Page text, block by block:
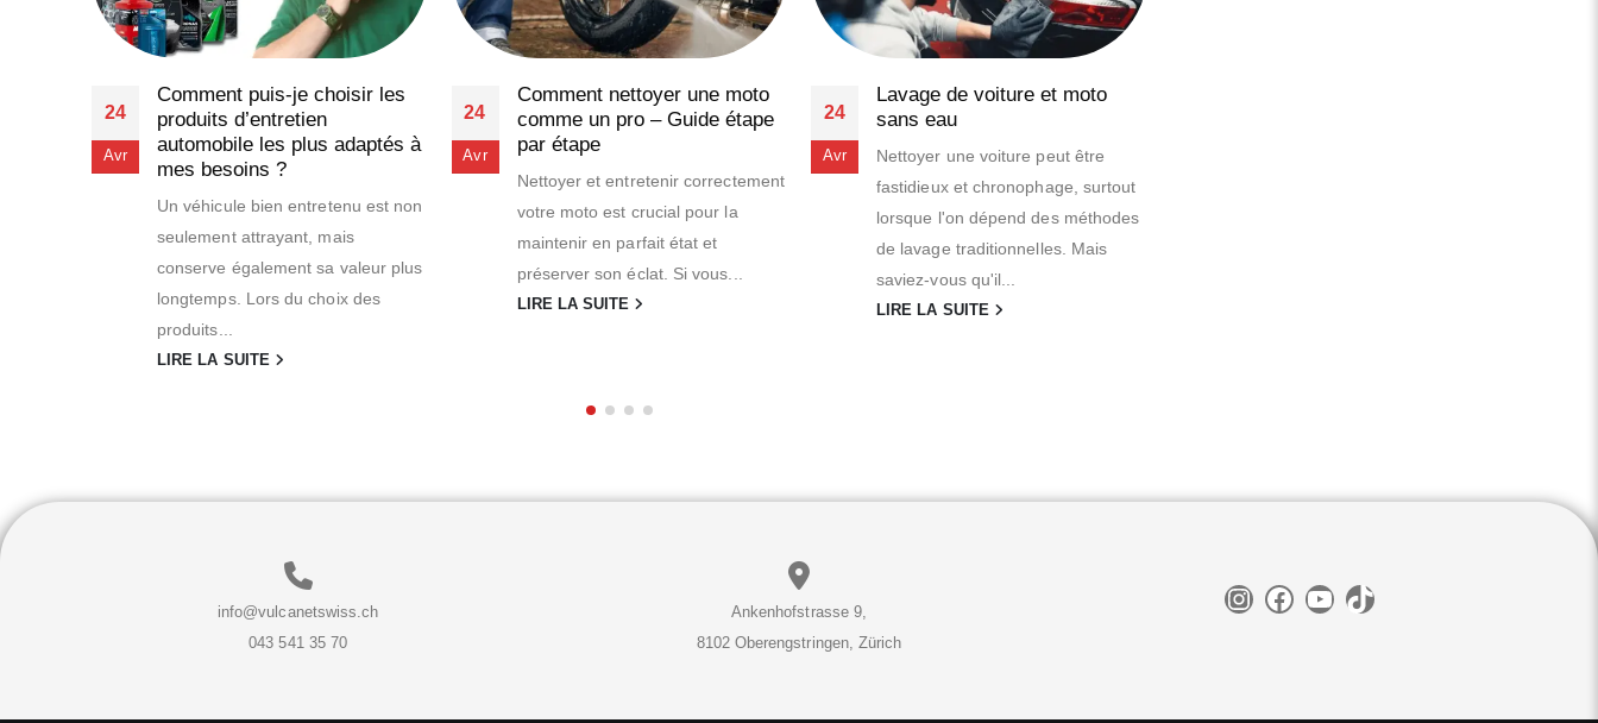
24
Avr
Comment puis-je choisir les
produits d’entretien
automobile les plus adaptés à
mes besoins ?
Un véhicule bien entretenu est non
seulement attrayant, mais
conserve également sa valeur plus
longtemps. Lors du choix des
produits...
LIRE LA SUITE
24
Avr
Comment nettoyer une moto
comme un pro – Guide étape
par étape
Nettoyer et entretenir correctement
votre moto est crucial pour la
maintenir en parfait état et
préserver son éclat. Si vous...
LIRE LA SUITE
24
Avr
Lavage de voiture et moto
sans eau
Nettoyer une voiture peut être
fastidieux et chronophage, surtout
lorsque l'on dépend des méthodes
de lavage traditionnelles. Mais
saviez-vous qu'il...
LIRE LA SUITE
info@vulcanetswiss.ch
043 541 35 70
Ankenhofstrasse 9,
8102 Oberengstringen, Zürich
Instagram Facebook YouTube TikTok